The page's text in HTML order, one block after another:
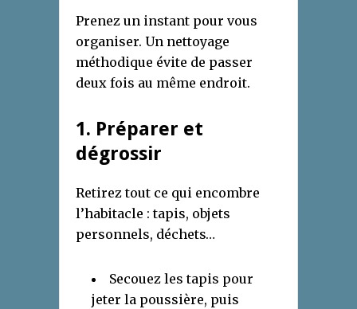
Prenez un instant pour vous
organiser. Un nettoyage
méthodique évite de passer
deux fois au même endroit.
1. Préparer et
dégrossir
Retirez tout ce qui encombre
l’habitacle : tapis, objets
personnels, déchets…
Secouez les tapis pour
jeter la poussière, puis